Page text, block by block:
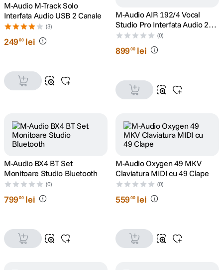
5. canon sx740 hs
6 lavaliera
8. card memorie
10. dji osmo
M-Audio M-Track Solo
Interfata Audio USB 2 Canale
(3)
24900 lei
M-Audio AIR 192/4 Vocal
Studio Pro Interfata Audio 2x2
USB Type-C cu Microrfon si
Casti
(0)
89900 lei
M-Audio BX4 BT Set
Monitoare Studio Bluetooth
(0)
79900 lei
M-Audio Oxygen 49 MKV
Claviatura MIDI cu 49 Clape
(0)
55900 lei